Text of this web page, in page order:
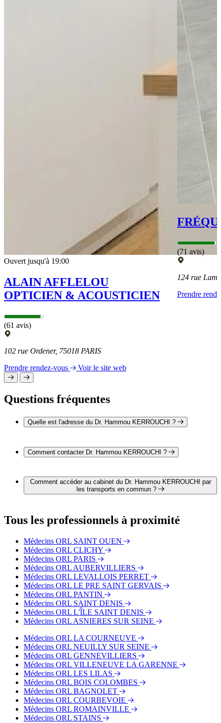
Ouvert jusqu'à 19:00
ALAIN AFFLELOU
OPTICIEN & ACOUSTICIEN
(61 avis)
102 rue Ordener, 75018 PARIS
Prendre rendez-vous
Voir le site web
(71 avis)
124 rue
Prendre
Questions fréquentes
Quelle est l'adresse du Dr. Hammou KERROUCHI ?
Barbès 75018 PARIS
Comment contacter Dr. Hammou KERROUCHI ?
téléphone au 01 42 57 06 27.
Comment accéder au cabinet du Dr. Hammou KERROUCHI par
les transports en commun ?
proximité des arrêts suivants :
Bus - Square Caulaincourt
Bus - Damremont - Marcadet
Métro - Abbesses
Métro - Lamarck - Caulaincourt
Métro - Jules Joffrin
Tram - Diane Arbus
Tram - Angélique Compoint
Tram - Porte de Clignancourt
Tous les professionnels à proximité
Médecins ORL SAINT OUEN
Médecins ORL CLICHY
Médecins ORL PARIS
Médecins ORL AUBERVILLIERS
Médecins ORL LEVALLOIS PERRET
Médecins ORL LE PRE SAINT GERVAIS
Médecins ORL PANTIN
Médecins ORL SAINT DENIS
Médecins ORL L'ÎLE SAINT DENIS
Médecins ORL ASNIERES SUR SEINE
Médecins ORL LA COURNEUVE
Médecins ORL NEUILLY SUR SEINE
Médecins ORL GENNEVILLIERS
Médecins ORL VILLENEUVE LA GARENNE
Médecins ORL LES LILAS
Médecins ORL BOIS COLOMBES
Médecins ORL BAGNOLET
Médecins ORL COURBEVOIE
Médecins ORL ROMAINVILLE
Médecins ORL STAINS